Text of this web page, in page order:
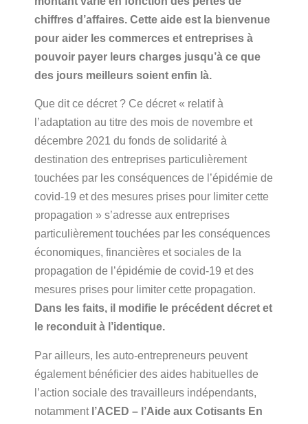
chiffres d’affaires. Cette aide est la bienvenue
pour aider les commerces et entreprises à
pouvoir payer leurs charges jusqu’à ce que
des jours meilleurs soient enfin là.
Que dit ce décret ? Ce décret « relatif à
l’adaptation au titre des mois de novembre et
décembre 2021 du fonds de solidarité à
destination des entreprises particulièrement
touchées par les conséquences de l’épidémie de
covid-19 et des mesures prises pour limiter cette
propagation » s’adresse aux entreprises
particulièrement touchées par les conséquences
économiques, financières et sociales de la
propagation de l’épidémie de covid-19 et des
mesures prises pour limiter cette propagation.
Dans les faits, il modifie le précédent décret et
le reconduit à l’identique.
Par ailleurs, les auto-entrepreneurs peuvent
également bénéficier des aides habituelles de
l’action sociale des travailleurs indépendants,
notamment l’ACED – l’Aide aux Cotisants En